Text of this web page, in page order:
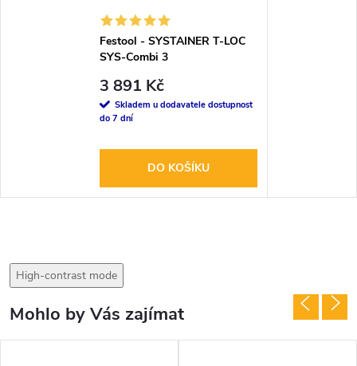
Festool - SYSTAINER T-LOC
SYS-Combi 3
3 891 Kč
Skladem u dodavatele dostupnost
do 7 dní
DO KOŠÍKU
High-contrast mode
Mohlo by Vás zajímat